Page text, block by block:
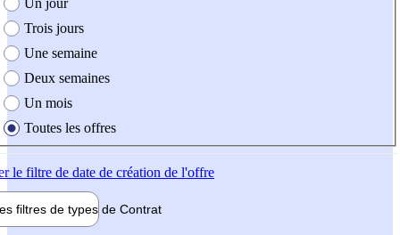
Trois jours
Une semaine
Deux semaines
Un mois
Toutes les offres
le filtre de date de création de l'offre
filtres de types de Contrat